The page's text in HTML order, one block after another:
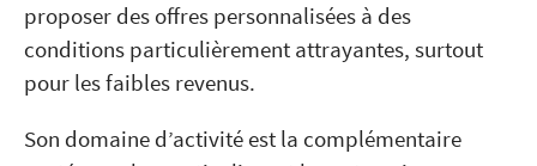
proposer des offres personnalisées à des
conditions particulièrement attrayantes, surtout
pour les faibles revenus.
Son domaine d’activité est la complémentaire